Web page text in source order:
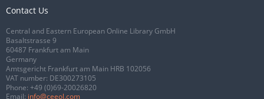
Contact Us
Central and Eastern European Online Library GmbH
Basaltstrasse 9
60487 Frankfurt am Main
Germany
Amtsgericht Frankfurt am Main HRB 102056
VAT number: DE300273105
Phone: +49 (0)69-20026820
Email: info@ceeol.com